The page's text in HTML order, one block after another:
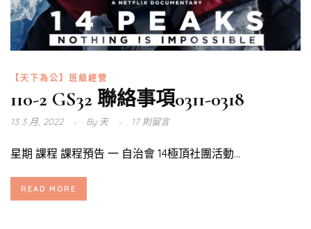
【天下為公】班級經營
110-2 GS32 聯絡事項0311-0318
13 3 月, 2022 By天 17 則留言
星期 課程 課程預告 一 自治會 14極頂社團活動...
READ MORE